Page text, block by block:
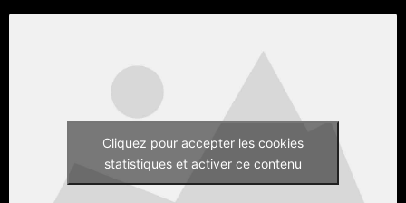
Cliquez pour accepter les cookies
statistiques et activer ce contenu